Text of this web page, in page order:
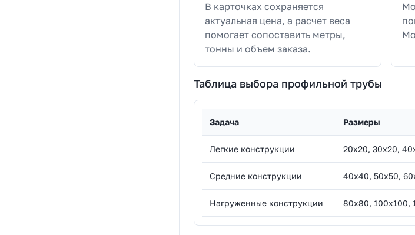
В карточках сохраняется
актуальная цена, а расчет веса
помогает сопоставить метры,
тонны и объем заказа.
Таблица выбора профильной трубы
Задача Размеры
Легкие конструкции 20х20, 30х20,
Средние конструкции 40х40, 50х50,
Нагруженные конструкции 80х80, 100х100,